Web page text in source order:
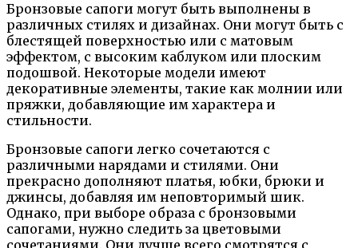
Бронзовые сапоги могут быть выполнены в
различных стилях и дизайнах. Они могут быть с
блестящей поверхностью или с матовым
эффектом, с высоким каблуком или плоским
подошвой. Некоторые модели имеют
декоративные элементы, такие как молнии или
пряжки, добавляющие им характера и
стильности.
Бронзовые сапоги легко сочетаются с
различными нарядами и стилями. Они
прекрасно дополняют платья, юбки, брюки и
джинсы, добавляя им неповторимый шик.
Однако, при выборе образа с бронзовыми
сапогами, нужно следить за цветовыми